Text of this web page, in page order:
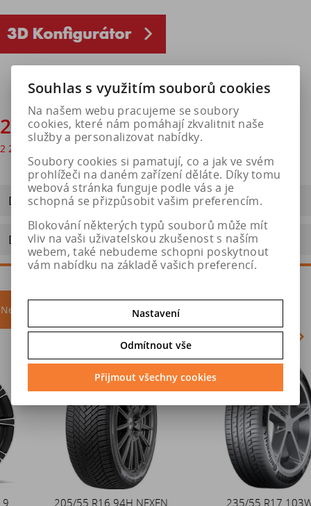
2 710 Kč
2 240 Kč bez DPH
Dotaz na výrobek
Doporučit výrobek
Nejprodávanější
205/55 R16 94H NEXEN
235/55 R17 103W
Akce
Duše 12x4 (4.00-4) kovový
Souhlas s využitím souborů cookies
Na našem webu pracujeme se soubory
cookies, které nám pomáhají zkvalitnit naše
služby a personalizovat nabídky.
Soubory cookies si pamatují, co a jak ve svém
prohlížeči na daném zařízení děláte. Díky tomu
webová stránka funguje podle vás a je
schopná se přizpůsobit vašim preferencím.
Blokování některých typů souborů může mít
vliv na vaši uživatelskou zkušenost s naším
webem, také nebudeme schopni poskytnout
vám nabídku na základě vašich preferencí.
Nastavení
Odmítnout vše
Přijmout všechny cookies